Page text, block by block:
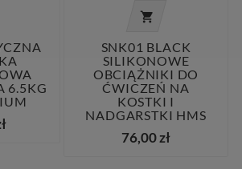
6.5KG

SNK01 BLACK
SILIKONOWE
OBCIĄŻNIKI DO
ĆWICZEŃ NA
KOSTKI I
NADGARSTKI HMS
76,00 zł